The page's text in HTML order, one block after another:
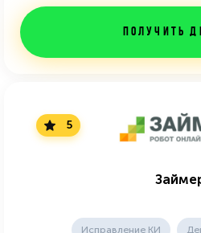
Получить
5
Исправление КИ